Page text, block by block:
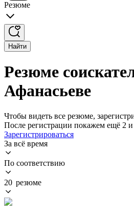
Резюме
Найти
Резюме
Афанасьеве
Чтобы видеть все резюме,
После регистрации покажем ещё 2
Зарегистрироваться
За всё время
По соответствию
20 резюме